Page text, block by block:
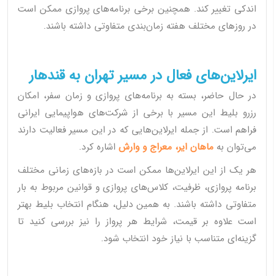
اندکی تغییر کند. همچنین برخی برنامه‌های پروازی ممکن است
در روزهای مختلف هفته زمان‌بندی متفاوتی داشته باشند.
ایرلاین‌های فعال در مسیر تهران به قندهار
در حال حاضر، بسته به برنامه‌های پروازی و زمان سفر، امکان
رزرو بلیط این مسیر با برخی از شرکت‌های هواپیمایی ایرانی
فراهم است. از جمله ایرلاین‌هایی که در این مسیر فعالیت دارند
می‌توان به ماهان ایر، معراج و وارش اشاره کرد.
هر یک از این ایرلاین‌ها ممکن است در بازه‌های زمانی مختلف
برنامه پروازی، ظرفیت، کلاس‌های پروازی و قوانین مربوط به بار
متفاوتی داشته باشند. به همین دلیل، هنگام انتخاب بلیط بهتر
است علاوه بر قیمت، شرایط هر پرواز را نیز بررسی کنید تا
گزینه‌ای متناسب با نیاز خود انتخاب شود.